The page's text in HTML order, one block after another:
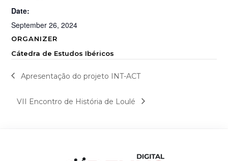
Date:
September 26, 2024
ORGANIZER
Cátedra de Estudos Ibéricos
Apresentação do projeto INT-ACT
VII Encontro de História de Loulé